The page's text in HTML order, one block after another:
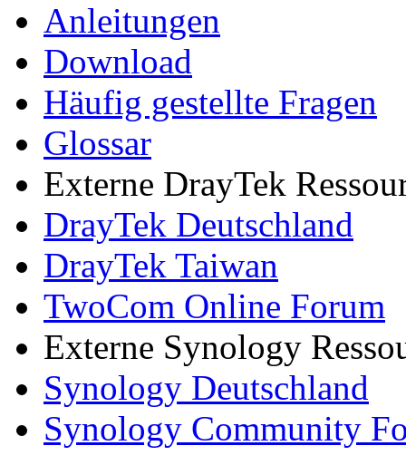
Anleitungen
Download
Häufig gestellte Fragen
Glossar
Externe DrayTek
DrayTek Deutschland
DrayTek Taiwan
TwoCom Online Forum
Externe Synology
Synology Deutschland
Synology Community